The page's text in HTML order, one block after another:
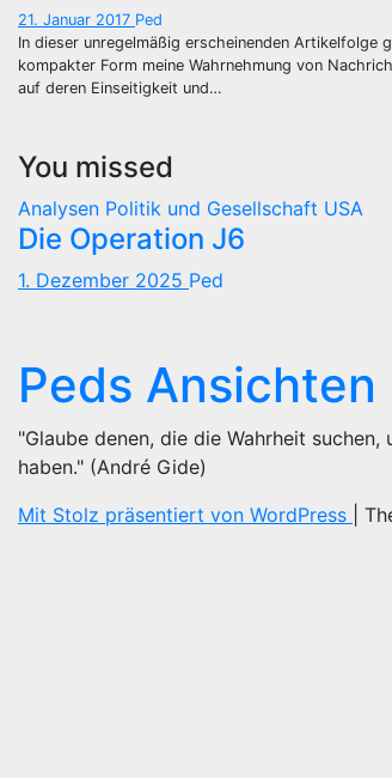
21. Januar 2017 Ped
In dieser unregelmäßig erscheinenden Artikelfolge
kompakter Form meine Wahrnehmung von
auf deren Einseitigkeit und…
You missed
Analysen Politik und Gesellschaft USA
Die Operation J6
1. Dezember 2025 Ped
Peds Ansichten
"Glaube denen, die die Wahrheit
haben." (André Gide)
Mit Stolz präsentiert von WordPress